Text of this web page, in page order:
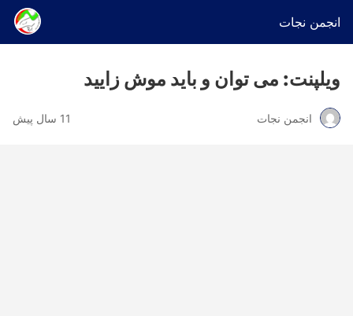
انجمن نجات
ویلپنت: می توان و باید موش زایید
انجمن نجات 11 سال پیش